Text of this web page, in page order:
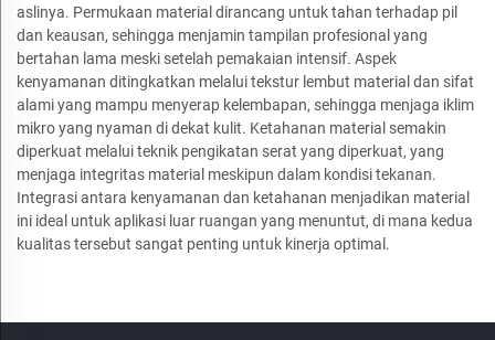
aslinya. Permukaan material dirancang untuk tahan terhadap pil
dan keausan, sehingga menjamin tampilan profesional yang
bertahan lama meski setelah pemakaian intensif. Aspek
kenyamanan ditingkatkan melalui tekstur lembut material dan sifat
alami yang mampu menyerap kelembapan, sehingga menjaga iklim
mikro yang nyaman di dekat kulit. Ketahanan material semakin
diperkuat melalui teknik pengikatan serat yang diperkuat, yang
menjaga integritas material meskipun dalam kondisi tekanan.
Integrasi antara kenyamanan dan ketahanan menjadikan material
ini ideal untuk aplikasi luar ruangan yang menuntut, di mana kedua
kualitas tersebut sangat penting untuk kinerja optimal.